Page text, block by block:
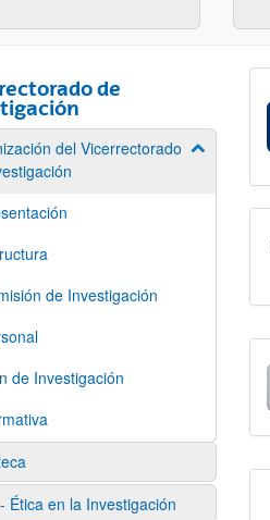
de
del Vicerrectorado
Mostrar/
de Investigación
de Investigación
Ética en la Investigación